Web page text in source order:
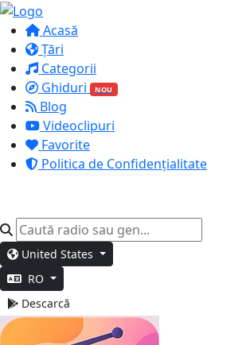
Acasă
Țări
Categorii
Ghiduri
NOU
Blog
Videoclipuri
Favorite
Politica de Confidențialitate
United States
RO
Descarcă